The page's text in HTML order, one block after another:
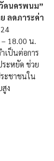
ดนครพนม”
ลดภาระค่า
18.00 น.
เป็นต่อการ
ะหยัด ช่วย
ะชาชนใน
ง